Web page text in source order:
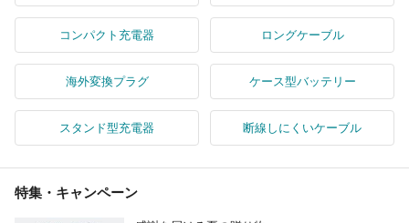
コンパクト充電器 ロングケーブル
海外変換プラグ ケース型バッテリー
スタンド型充電器 断線しにくいケーブル
特集・キャンペーン